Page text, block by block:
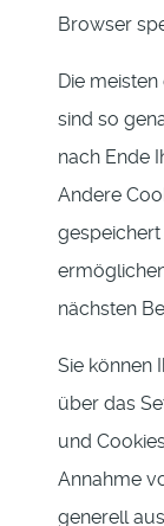
Browser
Die
sind so
nach Ende
Andere
gespeichert
nächsten
Sie können
über das
und
Annahme
generell